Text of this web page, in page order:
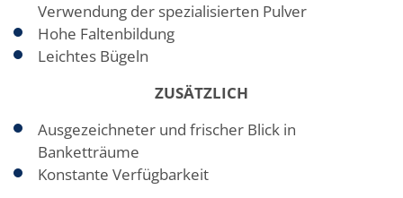
Verwendung der spezialisierten Pulver
Hohe Faltenbildung
Leichtes Bügeln
ZUSÄTZLICH
Ausgezeichneter und frischer Blick in
Banketträume
Konstante Verfügbarkeit